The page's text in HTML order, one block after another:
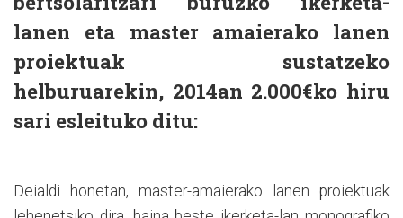
lanen eta master amaierako lanen
proiektuak sustatzeko
helburuarekin, 2014an 2.000€ko hiru
sari esleituko ditu:
Deialdi honetan, master-amaierako lanen proiektuak